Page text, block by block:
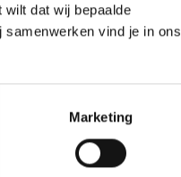
dat wij bepaalde
samenwerken vind je in ons
Marketing
2,41
11,30